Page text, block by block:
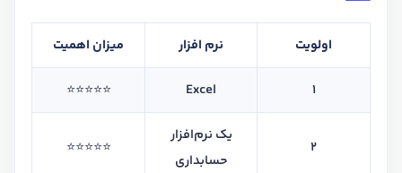
اولویت نرم افزار میزان اهمیت
1
Excel
⭐⭐⭐⭐⭐
2
یک نرم‌افزار
حسابداری
⭐⭐⭐⭐⭐